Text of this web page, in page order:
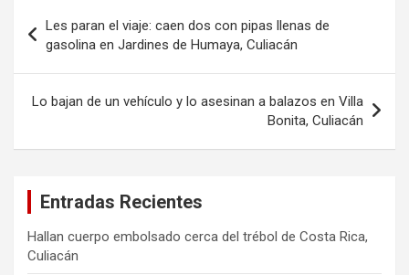
de
entradas
Les paran el viaje: caen dos con pipas llenas de
gasolina en Jardines de Humaya, Culiacán
Lo bajan de un vehículo y lo asesinan a balazos en Villa
Bonita, Culiacán
Entradas Recientes
Hallan cuerpo embolsado cerca del trébol de Costa Rica,
Culiacán